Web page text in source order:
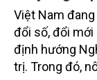
Việt Nam
đổi số, đổi mới
định hướng
trị. Trong đó,